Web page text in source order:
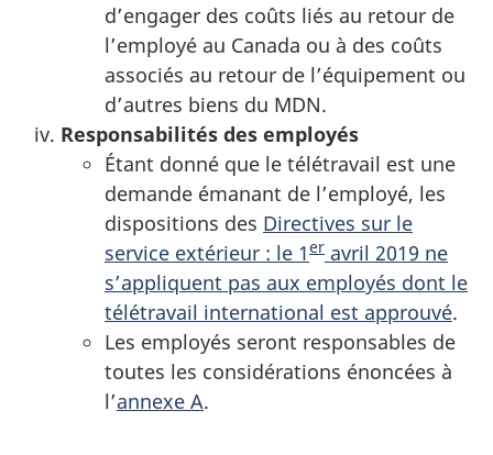
d’engager des coûts liés au retour de
l’employé au Canada ou à des coûts
associés au retour de l’équipement ou
d’autres biens du MDN.
Responsabilités des employés
Étant donné que le télétravail est une
demande émanant de l’employé, les
dispositions des Directives sur le
service extérieur : le 1er avril 2019 ne
s’appliquent pas aux employés dont le
télétravail international est approuvé.
Les employés seront responsables de
toutes les considérations énoncées à
l’annexe A.